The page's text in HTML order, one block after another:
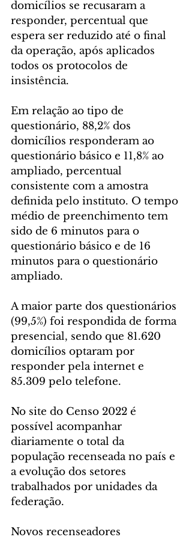
domicílios se recusaram a
responder, percentual que
espera ser reduzido até o final
da operação, após aplicados
todos os protocolos de
insistência.
Em relação ao tipo de
questionário, 88,2% dos
domicílios responderam ao
questionário básico e 11,8% ao
ampliado, percentual
consistente com a amostra
definida pelo instituto. O tempo
médio de preenchimento tem
sido de 6 minutos para o
questionário básico e de 16
minutos para o questionário
ampliado.
A maior parte dos questionários
(99,5%) foi respondida de forma
presencial, sendo que 81.620
domicílios optaram por
responder pela internet e
85.309 pelo telefone.
No site do Censo 2022 é
possível acompanhar
diariamente o total da
população recenseada no país e
a evolução dos setores
trabalhados por unidades da
federação.
Novos recenseadores